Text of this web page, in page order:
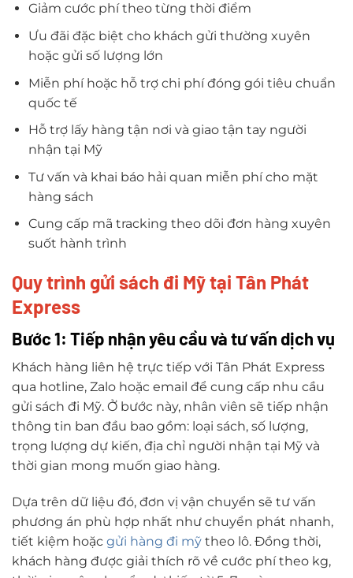
Giảm cước phí theo từng thời điểm
Ưu đãi đặc biệt cho khách gửi thường xuyên
hoặc gửi số lượng lớn
Miễn phí hoặc hỗ trợ chi phí đóng gói tiêu chuẩn
quốc tế
Hỗ trợ lấy hàng tận nơi và giao tận tay người
nhận tại Mỹ
Tư vấn và khai báo hải quan miễn phí cho mặt
hàng sách
Cung cấp mã tracking theo dõi đơn hàng xuyên
suốt hành trình
Quy trình gửi sách đi Mỹ tại Tân Phát
Express
Bước 1: Tiếp nhận yêu cầu và tư vấn dịch vụ
Khách hàng liên hệ trực tiếp với Tân Phát Express
qua hotline, Zalo hoặc email để cung cấp nhu cầu
gửi sách đi Mỹ. Ở bước này, nhân viên sẽ tiếp nhận
thông tin ban đầu bao gồm: loại sách, số lượng,
trọng lượng dự kiến, địa chỉ người nhận tại Mỹ và
thời gian mong muốn giao hàng.
Dựa trên dữ liệu đó, đơn vị vận chuyển sẽ tư vấn
phương án phù hợp nhất như chuyển phát nhanh,
tiết kiệm hoặc gửi hàng đi mỹ theo lô. Đồng thời,
khách hàng được giải thích rõ về cước phí theo kg,